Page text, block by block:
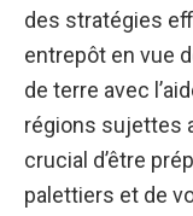
des stratégies
entrepôt en vue
de terre avec
régions sujettes
crucial d’être
palettiers et de